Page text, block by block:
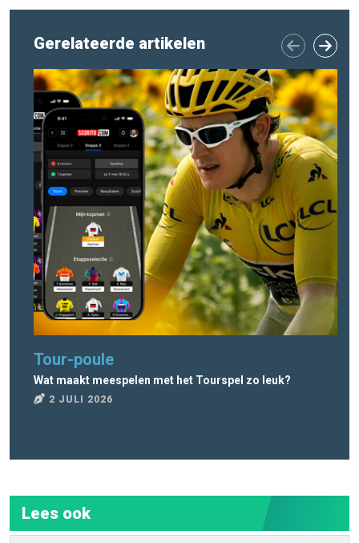
Gerelateerde artikelen
Tour-poule
Wat maakt meespelen met het Tourspel zo leuk?
2 JULI 2026
Lees ook